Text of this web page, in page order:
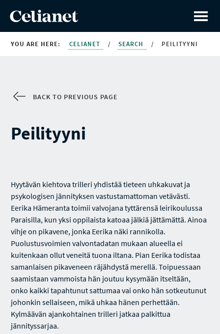
YOU ARE HERE: CELIANET / SEARCH / PEILITYYNI
BACK TO PREVIOUS PAGE
Peilityyni
Hyytävän kiehtova trilleri yhdistää tieteen uhkakuvat ja
psykologisen jännityksen vastustamattoman vetävästi.
Eerika Hämeranta toimii valvojana tyttärensä leirikoulussa
Paraisilla, kun yksi oppilaista katoaa jälkiä jättämättä. Ainoa
vihje on pikavene, jonka Eerika näki rannikolla.
Puolustusvoimien valvontadatan mukaan alueella ei
kuitenkaan ollut veneitä tuona iltana. Pian Eerika todistaa
samanlaisen pikaveneen räjähdystä merellä. Toipuessaan
saamistaan vammoista hän joutuu kysymään itseltään,
onko kaikki tapahtunut sattumaa vai onko hän sotkeutunut
johonkin sellaiseen, mikä uhkaa hänen perhettään.
Kylmäävän ajankohtainen trilleri jatkaa palkittua
jännityssarjaa.